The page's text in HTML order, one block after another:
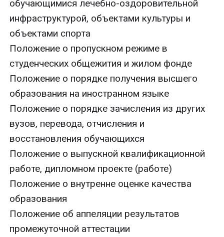
обучающимися лечебно-оздоровительной
инфраструктурой, объектами культуры и
объектами спорта
Положение о пропускном режиме в
студенческих общежития и жилом фонде
Положение о порядке получения высшего
образования на иностранном языке
Положение о порядке зачисления из других
вузов, перевода, отчисления и
восстановления обучающихся
Положение о выпускной квалификационной
работе, дипломном проекте (работе)
Положение о внутренне оценке качества
образования
Положение об аппеляции результатов
промежуточной аттестации